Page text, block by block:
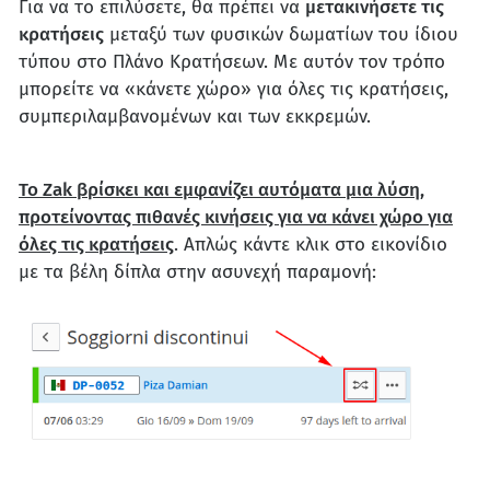
Για να το επιλύσετε, θα πρέπει να μετακινήσετε τις
κρατήσεις μεταξύ των φυσικών δωματίων του ίδιου
τύπου στο Πλάνο Κρατήσεων. Με αυτόν τον τρόπο
μπορείτε να «κάνετε χώρο» για όλες τις κρατήσεις,
συμπεριλαμβανομένων και των εκκρεμών.
Το Zak βρίσκει και εμφανίζει αυτόματα μια λύση,
προτείνοντας πιθανές κινήσεις για να κάνει χώρο για
όλες τις κρατήσεις. Απλώς κάντε κλικ στο εικονίδιο
με τα βέλη δίπλα στην ασυνεχή παραμονή: